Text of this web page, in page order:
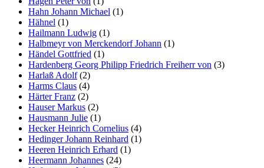
Hahn Johann Michael (1)
Hähnel (1)
Hailmann Ludwig (1)
Halbmeyr von Merckendorf Johann (1)
Händel Gottfried (1)
Hardenberg Georg Philipp Friedrich Freiherr von (3)
Harlaß Adolf(2)
Harms Claus (4)
Härter Franz (2)
Hauser Markus (2)
Hausmann Julie (1)
Hecker Heinrich Cornelius (4)
Hedinger Johann Reinhard (1)
Heeren Heinrich Erhard (1)
Heermann Johannes (24)